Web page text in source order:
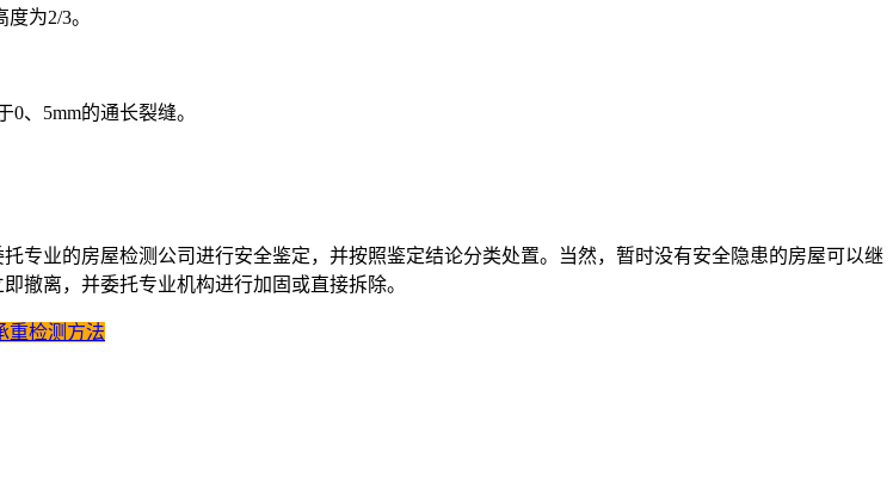
为2/3。
、5mm的通长裂缝。
专业的房屋检测公司进行安全鉴定，并按照鉴定结论分类处置。当然，暂时没有安全隐患的房屋可以继
撤离，并委托专业机构进行加固或直接拆除。
重检测方法